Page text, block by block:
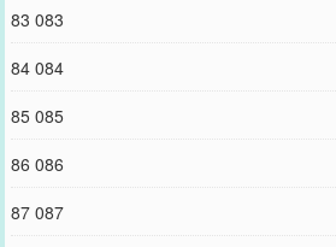
83 083
84 084
85 085
86 086
87 087